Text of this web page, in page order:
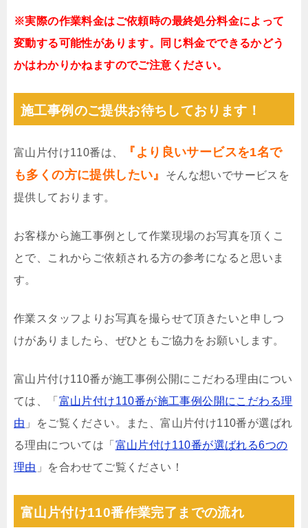
※実際の作業料金はご依頼時の最終処分料金によって
変動する可能性があります。同じ料金でできるかどう
かはわかりかねますのでご注意ください。
施工事例のご提供お待ちしております！
富山片付け110番は、
『より良いサービスを1名で
も多くの方に提供したい』
そんな想いでサービスを
提供しております。
お客様から施工事例として作業現場のお写真を頂くこ
とで、これからご依頼される方の参考になると思いま
す。
作業スタッフよりお写真を撮らせて頂きたいと申しつ
けがありましたら、ぜひともご協力をお願いします。
富山片付け110番が施工事例公開にこだわる理由につい
ては、「 富山片付け110番が施工事例公開にこだわる理
由 」をご覧ください。また、富山片付け110番が選ばれ
る理由については「 富山片付け110番が選ばれる6つの
理由 」を合わせてご覧ください！
富山片付け110番作業完了までの流れ